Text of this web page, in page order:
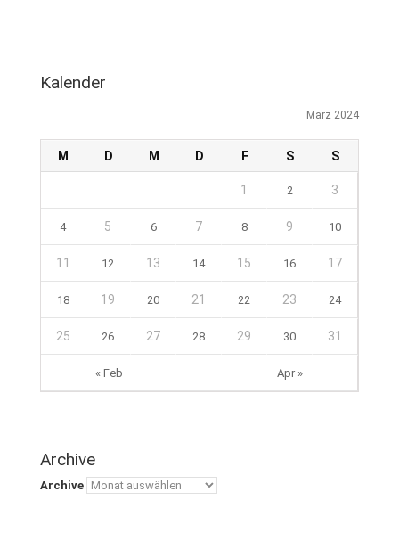
Kalender
März 2024
M D M D F S S
« Feb Apr »
1 2 3
4 5 6 7 8 9 10
11 12 13 14 15 16 17
18 19 20 21 22 23 24
25 26 27 28 29 30 31
Archive
Archive